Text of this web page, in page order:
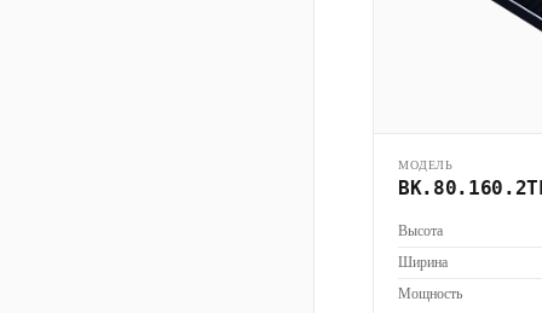
МОДЕЛЬ
Высота
Ширина
Мощность